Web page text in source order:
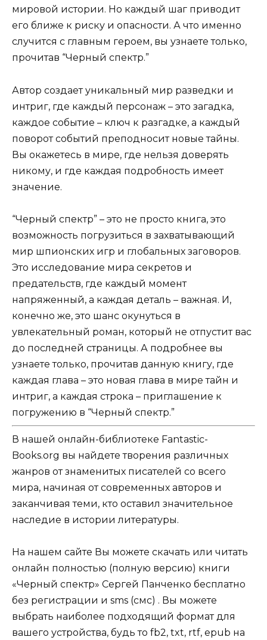
мировой истории. Но каждый шаг приводит
его ближе к риску и опасности. А что именно
случится с главным героем, вы узнаете только,
прочитав “Черный спектр.”
Автор создает уникальный мир разведки и
интриг, где каждый персонаж – это загадка,
каждое событие – ключ к разгадке, а каждый
поворот событий преподносит новые тайны.
Вы окажетесь в мире, где нельзя доверять
никому, и где каждая подробность имеет
значение.
“Черный спектр” – это не просто книга, это
возможность погрузиться в захватывающий
мир шпионских игр и глобальных заговоров.
Это исследование мира секретов и
предательств, где каждый момент
напряженный, а каждая деталь – важная. И,
конечно же, это шанс окунуться в
увлекательный роман, который не отпустит вас
до последней страницы. А подробнее вы
узнаете только, прочитав данную книгу, где
каждая глава – это новая глава в мире тайн и
интриг, а каждая строка – приглашение к
погружению в “Черный спектр.”
В нашей онлайн-библиотеке Fantastic-
Books.org вы найдете творения различных
жанров от знаменитых писателей со всего
мира, начиная от современных авторов и
заканчивая теми, кто оставил значительное
наследие в истории литературы.
На нашем сайте Вы можете скачать или читать
онлайн полностью (полную версию) книги
«Черный спектр» Сергей Панченко бесплатно
без регистрации и sms (смс) . Вы можете
выбрать наиболее подходящий формат для
вашего устройства, будь то fb2, txt, rtf, epub на